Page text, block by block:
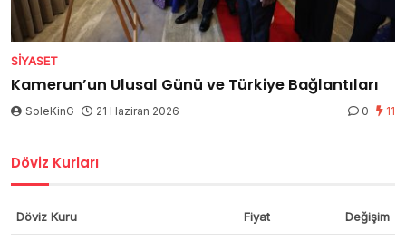
SIYASET
Kamerun’un Ulusal Günü ve Türkiye Bağlantıları
SoleKinG 21 Haziran 2026 0 11
Döviz Kurları
Döviz Kuru Fiyat Değişim